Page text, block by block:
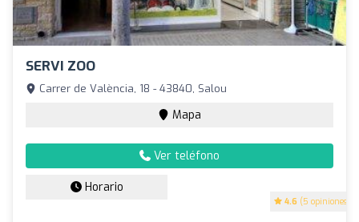
SERVI ZOO
4.6 (5 opiniones)
Carrer de València, 18 - 43840, Salou
Mapa
Ver teléfono
Horario